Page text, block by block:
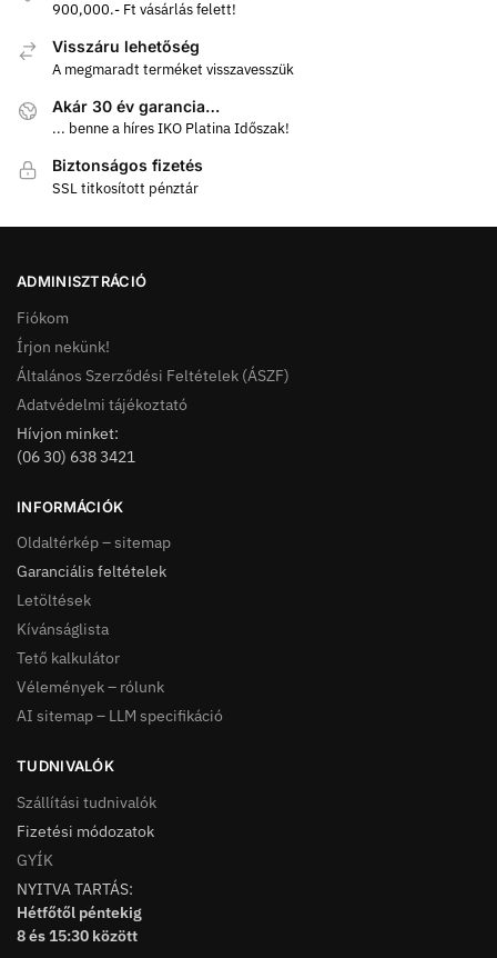
900,000.- Ft vásárlás felett!
Visszáru lehetőség
A megmaradt terméket visszavesszük
Akár 30 év garancia…
... benne a híres IKO Platina Időszak!
Biztonságos fizetés
SSL titkosított pénztár
ADMINISZTRÁCIÓ
Fiókom
Írjon nekünk!
Általános Szerződési Feltételek (ÁSZF)
Adatvédelmi tájékoztató
Hívjon minket:
(06 30) 638 3421
INFORMÁCIÓK
Oldaltérkép – sitemap
Garanciális feltételek
Letöltések
Kívánságlista
Tető kalkulátor
Vélemények – rólunk
AI sitemap – LLM specifikáció
TUDNIVALÓK
Szállítási tudnivalók
Fizetési módozatok
GYÍK
NYITVA TARTÁS:
Hétfőtől péntekig
8 és 15:30 között